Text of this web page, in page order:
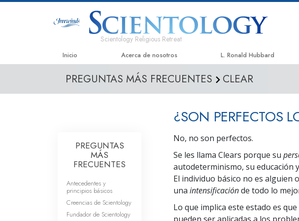
Scientology Religious Retreat
Inicio Acerca de nosotros L. Ronald Hubbard
PREGUNTAS MÁS FRECUENTES CLEAR
¿SON PERFECTOS
No, no son perfectos.
Se les llama Clears porque su
autodeterminismo, su educación
El individuo básico no es alguien
una intensificaciónde todo lo
Lo que implica este estado es
PREGUNTAS
MÁS
FRECUENTES
Antecedentes y
principios básicos
Creencias de Scientology
Fundador de Scientology